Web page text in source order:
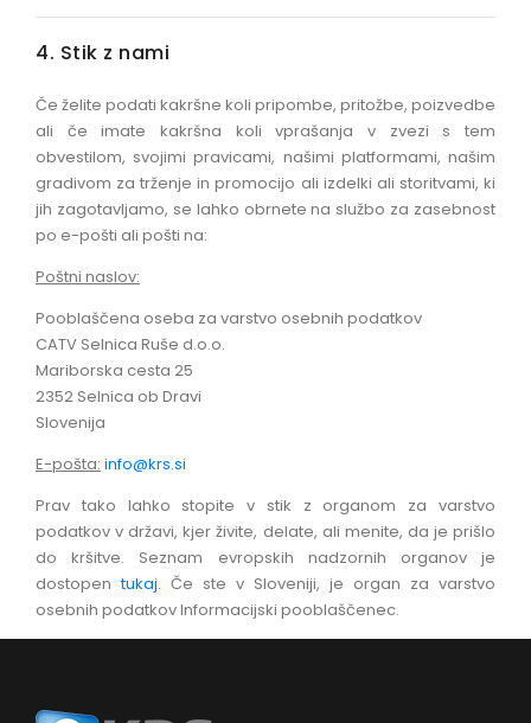
4. Stik z nami
Če želite podati kakršne koli pripombe, pritožbe, poizvedbe
ali če imate kakršna koli vprašanja v zvezi s tem
obvestilom, svojimi pravicami, našimi platformami, našim
gradivom za trženje in promocijo ali izdelki ali storitvami, ki
jih zagotavljamo, se lahko obrnete na službo za zasebnost
po e-pošti ali pošti na:
Poštni naslov:
Pooblaščena oseba za varstvo osebnih podatkov
CATV Selnica Ruše d.o.o.
Mariborska cesta 25
2352 Selnica ob Dravi
Slovenija
E-pošta: info@krs.si
Prav tako lahko stopite v stik z organom za varstvo
podatkov v državi, kjer živite, delate, ali menite, da je prišlo
do kršitve. Seznam evropskih nadzornih organov je
dostopentukaj. Če ste v Sloveniji, je organ za varstvo
osebnih podatkov Informacijski pooblaščenec.